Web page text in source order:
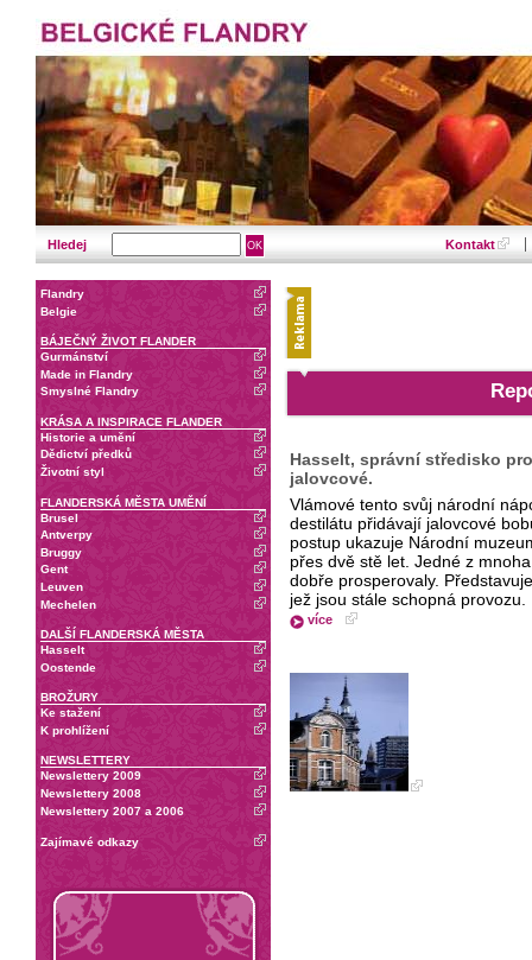
Hledej Kontakt
Flandry
Belgie
BÁJEČNÝ ŽIVOT FLANDER
Gurmánství
Made in Flandry
Smyslné Flandry
KRÁSA A INSPIRACE FLANDER
Historie a umění
Dědictví předků
Životní styl
FLANDERSKÁ MĚSTA UMĚNÍ
Brusel
Antverpy
Bruggy
Gent
Leuven
Mechelen
DALŠÍ FLANDERSKÁ MĚSTA
Hasselt
Oostende
BROŽURY
Ke stažení
K prohlížení
NEWSLETTERY
Newslettery 2009
Newslettery 2008
Newslettery 2007 a 2006
Zajímavé odkazy
Hasselt, správní středisko
jalovcové.
Vlámové tento svůj národní
destilátu přidávají jalovcové
postup ukazuje Národní
přes dvě stě let. Jedné z
dobře prosperovaly.
jež jsou stále schopná provozu.
více